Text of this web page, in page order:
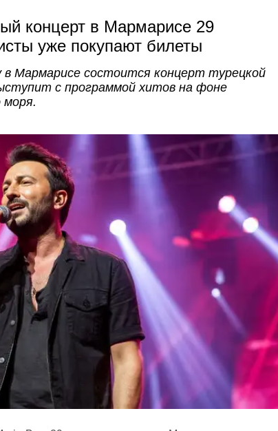
концерт в Мармарисе 29
уже покупают билеты
в Мармарисе состоится концерт турецкой
с программой хитов на фоне
моря.